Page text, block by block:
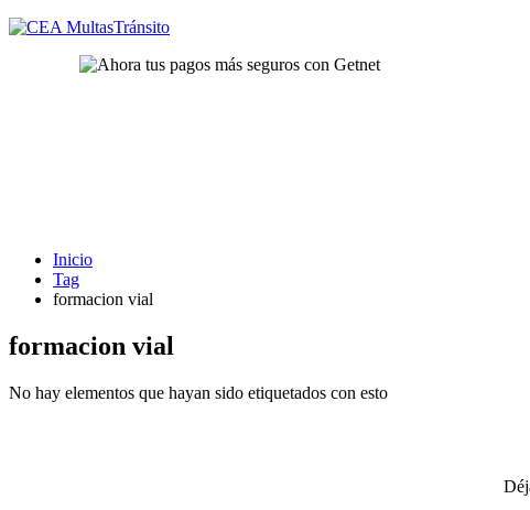
Inicio
Tag
formacion vial
formacion vial
No hay elementos que hayan sido etiquetados con esto